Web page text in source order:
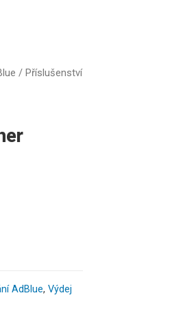
/ Příslušenství
AdBlue, Výdej